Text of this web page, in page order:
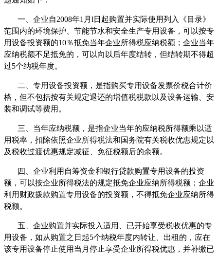
一、企业自2008年1 月 l 日起购置并实际使用列入《目录》
范围内的环境保护、节能节水和安全生产专用设备，可以按专
用设备投资额的10％抵免当年企业所得税应纳税额；企业当年
应纳税额不足抵免的，可以向以后年度结转，但结转期不得超
过5个纳税年度。
二、专用设备投资额，是指购买专用设备发票价税合计价
格，但不包括按有关规定退还的增值税税款以及设备运输、安
装和调试等费用。
三、当年应纳税额，是指企业当年的应纳税所得额乘以适
用税率，扣除依照企业所得税法和国务院有关税收优惠规定以
及税收过渡优惠规定减征、免征税额后的余额。
四、企业利用自筹资金和银行贷款购置专用设备的投资
额，可以按企业所得税法的规定抵免企业应纳所得税额；企业
利用财政拨款购置专用设备的投资额，不得抵免企业应纳所得
税额。
五、企业购置并实际投入适用、已开始享受税收优惠的专
用设备，如从购置之日起5个纳税年度内转让、出租的，应在
该专用设备停止使用当月停止享受企业所得税优惠，并补缴已